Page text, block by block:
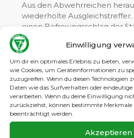
Einwilligung
Um dir ein optimales Erlebnis zu bieten,
wie Cookies, um Geräteinformationen zu
zuzugreifen. Wenn du diesen Technologien
Daten wie das Surfverhalten oder eindeutige
verarbeiten. Wenn du deine Einwilligung
zurückziehst, können bestimmte
beeinträchtigt werden.
Akzeptieren
Aus den Abwehrreichen
wiederholte Ausgleichstreffer.
einen Befreiungsschlag der
mustergültig auf und spielte,
unbeeindruckt von dem
Staakener, den Ball
Linus, der seinen Gegner
hob und den Ball mit links in
bugsierte. Der Ball wurde von
aufgenommen, er ließ noch
aussteigen und schloss mit
unten links, aus Sicht des
unhaltbar für den Keeper zum